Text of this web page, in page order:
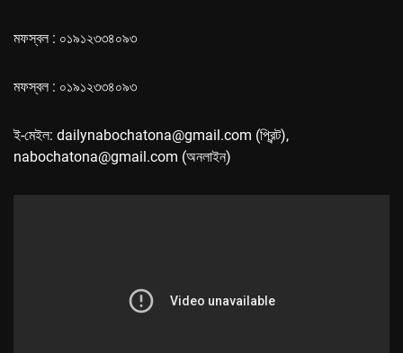
মফস্বল : ০১৯১২৩৩৪০৯৩
মফস্বল : ০১৯১২৩৩৪০৯৩
ই-মেইল: dailynabochatona@gmail.com (প্রিন্ট),
nabochatona@gmail.com (অনলাইন)